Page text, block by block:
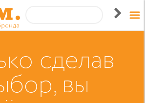
сделав
вы